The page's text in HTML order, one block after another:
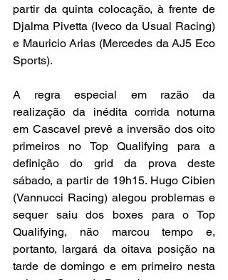
partir da quinta colocação, à frente de
Djalma Pivetta (Iveco da Usual Racing)
e Mauricio Arias (Mercedes da AJ5 Eco
Sports).
A regra especial em razão da
realização da inédita corrida noturna
em Cascavel prevê a inversão dos oito
primeiros no Top Qualifying para a
definição do grid da prova deste
sábado, a partir de 19h15. Hugo Cibien
(Vannucci Racing) alegou problemas e
sequer saiu dos boxes para o Top
Qualifying, não marcou tempo e,
portanto, largará da oitava posição na
tarde de domingo e em primeiro nesta